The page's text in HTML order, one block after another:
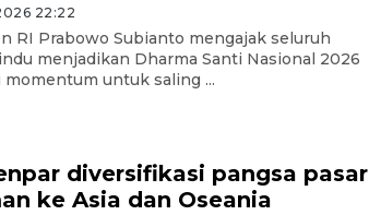
22:22
RI Prabowo Subianto mengajak seluruh
menjadikan Dharma Santi Nasional 2026
momentum untuk saling ...
diversifikasi pangsa pasar
ke Asia dan Oseania